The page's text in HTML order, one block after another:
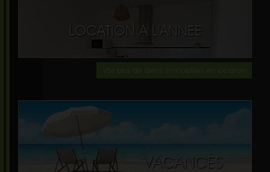
LOCATION A L'ANNEE
Voir plus de biens immobiliers en location
VACANCES